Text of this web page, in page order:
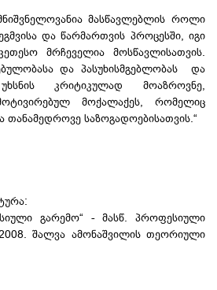
მასწავლებლის როლი
და წარმართვის პროცესში, იგი
მრჩეველია მოსწავლისათვის.
და პასუხისმგებლობას და
კრიტიკულად მოაზროვნე,
მოქალაქეს, რომელიც
თანამედროვე საზოგადოებისათვის.“
გარემო“ - მასწ. პროფესიული
შალვა ამონაშვილის თეორიული